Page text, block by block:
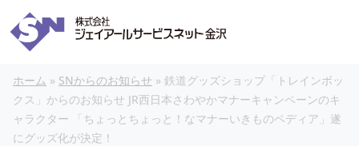
本文へスキップ
ホーム » SNからのお知らせ » 鉄道グッズショップ「トレインボッ
クス」からのお知らせ JR西日本さわやかマナーキャンペーンのキ
ャラクター 「ちょっとちょっと！なマナーいきものペディア」遂
にグッズ化が決定！